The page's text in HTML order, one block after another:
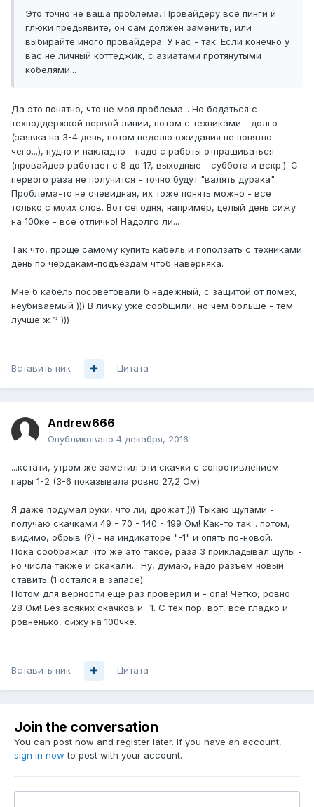
Это точно не ваша проблема. Провайдеру все пинги и
глюки предьявите, он сам должен заменить, или
выбирайте иного провайдера. У нас - так. Если конечно у
вас не личный коттеджик, с азиатами протянутыми
кобелями...
Да это понятно, что не моя проблема... Но бодаться с
техподдержкой первой линии, потом с техниками - долго
(заявка на 3-4 день, потом неделю ожидания не понятно
чего...), нудно и накладно - надо с работы отпрашиваться
(провайдер работает с 8 до 17, выходные - суббота и вскр.). С
первого раза не получится - точно будут "валять дурака".
Проблема-то не очевидная, их тоже понять можно - все
только с моих слов. Вот сегодня, например, целый день сижу
на 100ке - все отлично! Надолго ли...
Так что, проще самому купить кабель и поползать с техниками
день по чердакам-подъездам чтоб наверняка.
Мне б кабель посоветовали б надежный, с защитой от помех,
неубиваемый ))) В личку уже сообщили, но чем больше - тем
лучше ж ? )))
Вставить ник Цитата
Andrew666
Опубликовано 4 декабря, 2016
...кстати, утром же заметил эти скачки с сопротивлением
пары 1-2 (3-6 показывала ровно 27,2 Ом)
Я даже подумал руки, что ли, дрожат ))) Тыкаю щупами -
получаю скачками 49 - 70 - 140 - 199 Ом! Как-то так... потом,
видимо, обрыв (?) - на индикаторе "-1" и опять по-новой.
Пока соображал что же это такое, раза 3 прикладывал щупы -
но числа также и скакали... Ну, думаю, надо разъем новый
ставить (1 остался в запасе)
Потом для верности еще раз проверил и - опа! Четко, ровно
28 Ом! Без всяких скачков и -1. С тех пор, вот, все гладко и
ровненько, сижу на 100чке.
Вставить ник Цитата
Join the conversation
You can post now and register later. If you have an account,
sign in now to post with your account.